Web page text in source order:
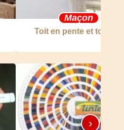
Maçon
Toit en pente et toit plat
›